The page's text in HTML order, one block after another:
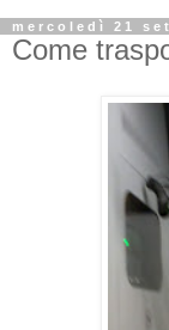
mercoledì 21
Come